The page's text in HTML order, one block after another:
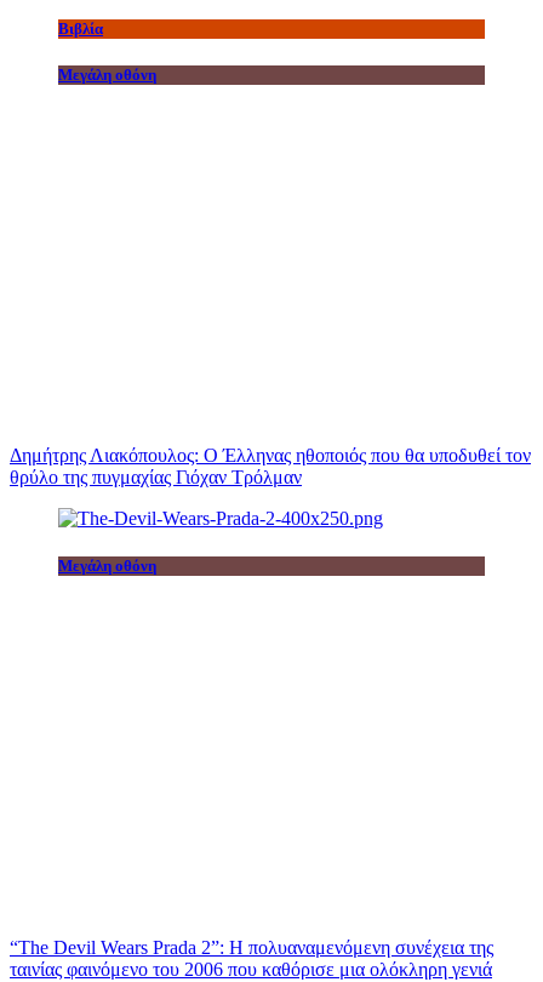
Βιβλία
Μεγάλη οθόνη
Δημήτρης Λιακόπουλος: Ο Έλληνας ηθοποιός που θα υποδυθεί τον
θρύλο της πυγμαχίας Γιόχαν Τρόλμαν
Μεγάλη οθόνη
“The Devil Wears Prada 2”: Η πολυαναμενόμενη συνέχεια της
ταινίας φαινόμενο του 2006 που καθόρισε μια ολόκληρη γενιά